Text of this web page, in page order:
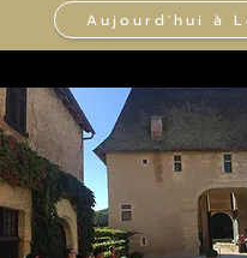
Aujourd'hui à